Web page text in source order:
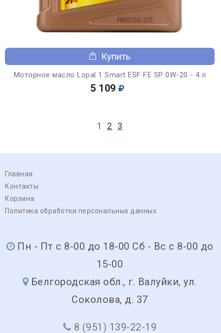
Купить
Моторное масло Lopal 1 Smart ESF FE SP 0W-20 - 4 л
5 109
1 2 3
Главная
Контакты
Корзина
Политика обработки персональных данных
Пн - Пт с 8-00 до 18-00 Сб - Вс с 8-00 до
15-00
Белгородская обл., г. Валуйки, ул.
Соколова, д. 37
8 (951) 139-22-19